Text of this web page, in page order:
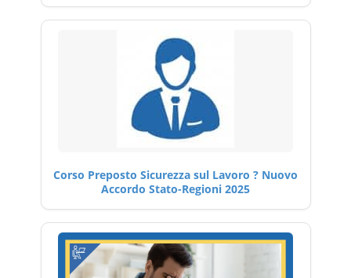
Corso Preposto Sicurezza sul Lavoro ? Nuovo
Accordo Stato-Regioni 2025